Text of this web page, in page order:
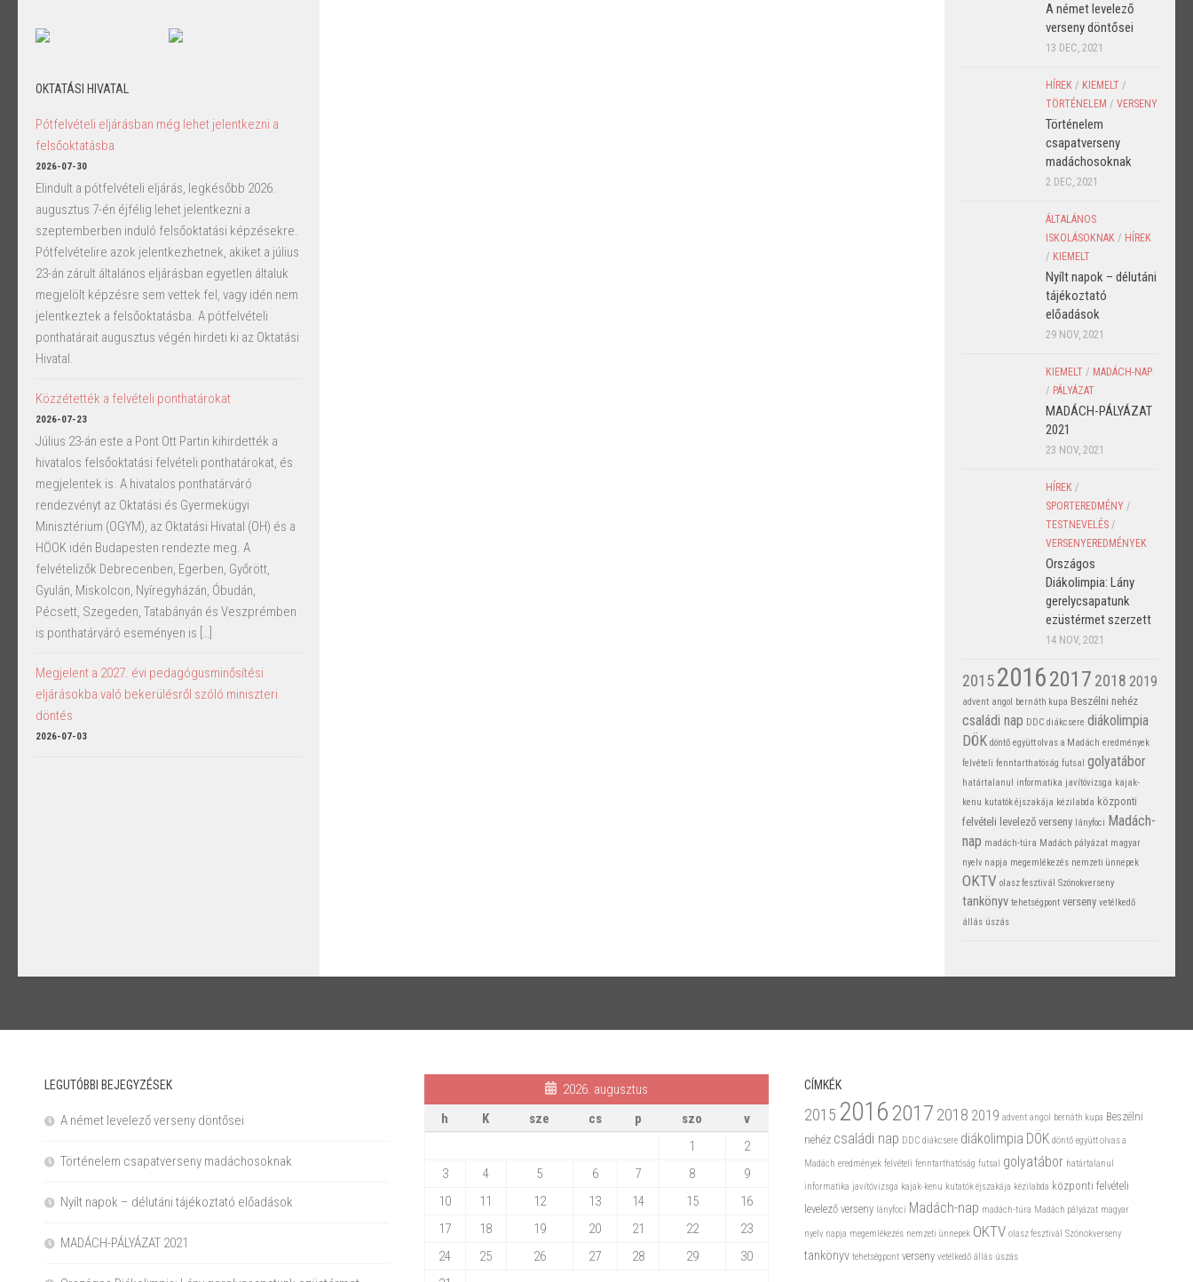
OKTATÁSI HIVATAL
Pótfelvételi eljárásban még lehet jelentkezni a
felsőoktatásba
2026-07-30
Elindult a pótfelvételi eljárás, legkésőbb 2026.
augusztus 7-én éjfélig lehet jelentkezni a
szeptemberben induló felsőoktatási képzésekre.
Pótfelvételire azok jelentkezhetnek, akiket a július
23-án zárult általános eljárásban egyetlen általuk
megjelölt képzésre sem vettek fel, vagy idén nem
jelentkeztek a felsőoktatásba. A pótfelvételi
ponthatárait augusztus végén hirdeti ki az Oktatási
Hivatal.
Közzétették a felvételi ponthatárokat
2026-07-23
Július 23-án este a Pont Ott Partin kihirdették a
hivatalos felsőoktatási felvételi ponthatárokat, és
megjelentek is. A hivatalos ponthatárváró
rendezvényt az Oktatási és Gyermekügyi
Minisztérium (OGYM), az Oktatási Hivatal (OH) és a
HÖOK idén Budapesten rendezte meg. A
felvételizők Debrecenben, Egerben, Győrött,
Gyulán, Miskolcon, Nyíregyházán, Óbudán,
Pécsett, Szegeden, Tatabányán és Veszprémben
is ponthatárváró eseményen is […]
Megjelent a 2027. évi pedagógusminősítési
eljárásokba való bekerülésről szóló miniszteri
döntés
2026-07-03
A német levelező
verseny döntősei
13 DEC, 2021
HÍREK / KIEMELT /
TÖRTÉNELEM / VERSENY
Történelem
csapatverseny
madáchosoknak
2 DEC, 2021
ÁLTALÁNOS
ISKOLÁSOKNAK / HÍREK
/ KIEMELT
Nyílt napok – délutáni
tájékoztató
előadások
29 NOV, 2021
KIEMELT / MADÁCH-NAP
/ PÁLYÁZAT
MADÁCH-PÁLYÁZAT
2021
23 NOV, 2021
HÍREK /
SPORTEREDMÉNY /
TESTNEVELÉS /
VERSENYEREDMÉNYEK
Országos
Diákolimpia: Lány
gerelycsapatunk
ezüstérmet szerzett
14 NOV, 2021
201520162017 2018 2019
advent angol bernáth kupa Beszélni nehéz
családi nap DDC diákcsere diákolimpia
DÖK döntő együtt olvas a Madách eredmények
felvételi fenntarthatóság futsal golyatábor
határtalanul informatika javítóvizsga kajak-
kenu kutatók éjszakája kézilabda központi
felvételi levelező verseny lányfoci Madách-
nap madách-túra Madách pályázat magyar
nyelv napja megemlékezés nemzeti ünnepek
OKTV olasz fesztivál Szónokverseny
tankönyv tehetségpont verseny vetélkedő
állás úszás
LEGUTÓBBI BEJEGYZÉSEK
A német levelező verseny döntősei
Történelem csapatverseny madáchosoknak
Nyílt napok – délutáni tájékoztató előadások
MADÁCH-PÁLYÁZAT 2021
2026. augusztus
h
K sze cs p szo
v
1
2
3
4 5 6 7 8
9
10
11 12 13 14 15
16
17
18 19 20 21 22
23
24
25 26 27 28 29
30
CÍMKÉK
2015 20162017 2018 2019 advent angol bernáth kupa Beszélni
nehéz családi nap DDC diákcsere diákolimpia DÖK döntő együtt olvas a
Madách eredmények felvételi fenntarthatóság futsal golyatábor határtalanul
informatika javítóvizsga kajak-kenu kutatók éjszakája kézilabda központi felvételi
levelező verseny lányfoci Madách-nap madách-túra Madách pályázat magyar
nyelv napja megemlékezés nemzeti ünnepek OKTV olasz fesztivál Szónokverseny
tankönyv tehetségpont verseny vetélkedő állás úszás